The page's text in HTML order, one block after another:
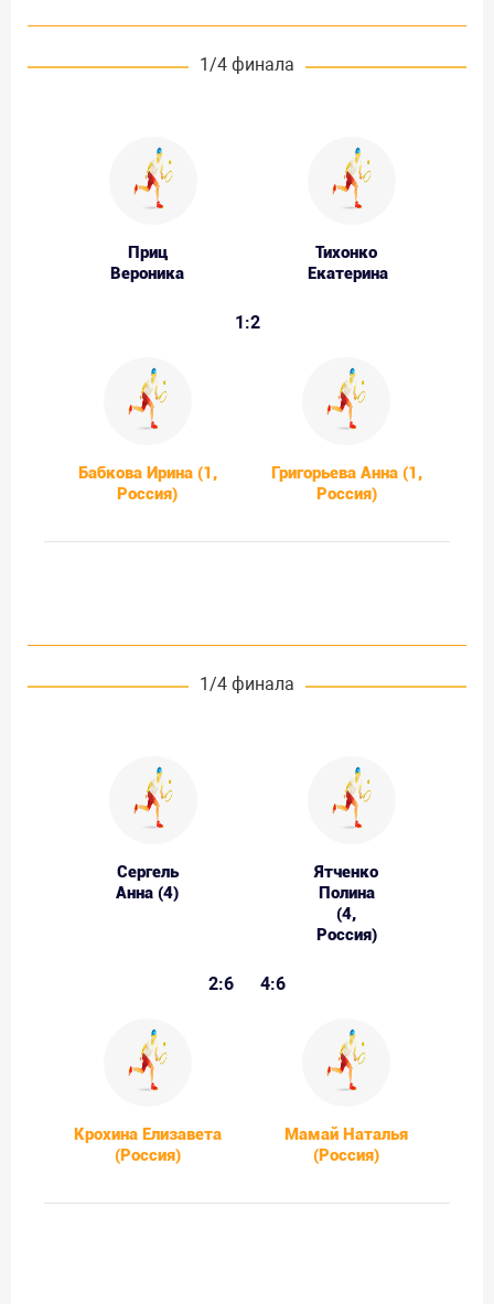
1/4 финала
Приц
Вероника
Тихонко
Екатерина
1:2
Бабкова Ирина (1,
Россия)
Григорьева Анна (1,
Россия)
1/4 финала
Сергель
Анна (4)
Ятченко
Полина
(4,
Россия)
2:6 4:6
Крохина Елизавета
(Россия)
Мамай Наталья
(Россия)